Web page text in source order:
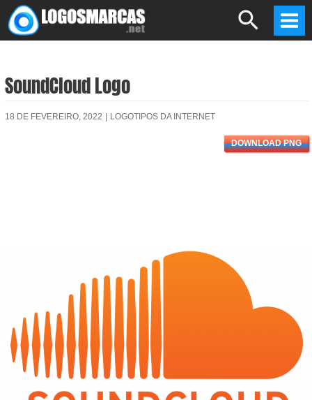
Skip
to
Search
SoundCloud Logo
18 DE FEVEREIRO, 2022 LOGOTIPOS DA INTERNET
DOWNLOAD PNG